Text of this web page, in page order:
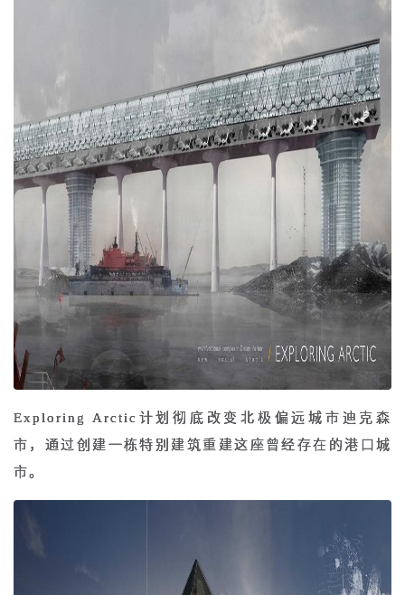
Exploring Arctic计划彻底改变北极偏远城市迪克森
市，通过创建一栋特别建筑重建这座曾经存在的港口城
市。